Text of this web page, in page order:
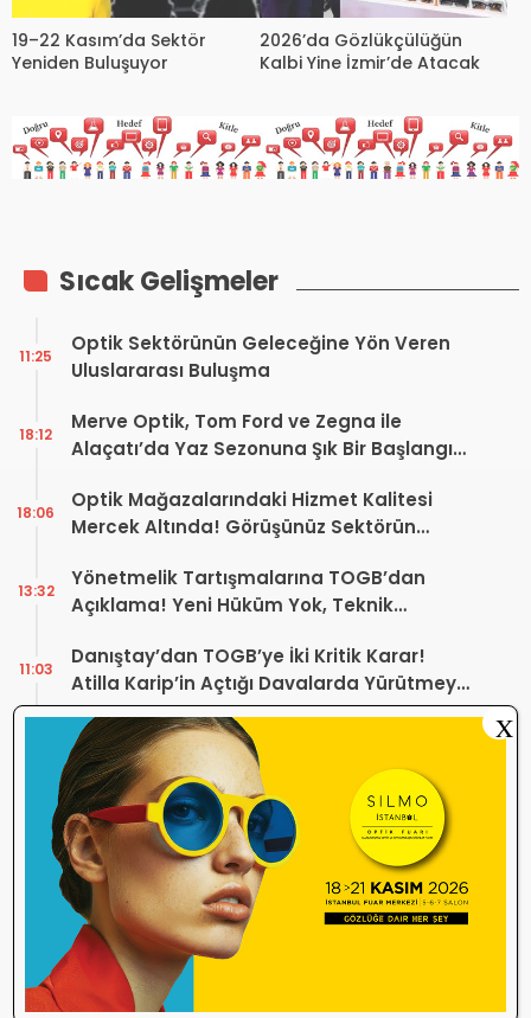
19–22 Kasım’da Sektör
Yeniden Buluşuyor
2026’da Gözlükçülüğün
Kalbi Yine İzmir’de Atacak
Sıcak Gelişmeler
Optik Sektörünün Geleceğine Yön Veren
Uluslararası Buluşma
11:25
Merve Optik, Tom Ford ve Zegna ile
Alaçatı’da Yaz Sezonuna Şık Bir Başlangıç ​​
18:12
Optik Mağazalarındaki Hizmet Kalitesi
Mercek Altında! Görüşünüz Sektörün
18:06
Yönetmelik Tartışmalarına TOGB’dan
Açıklama! Yeni Hüküm Yok, Teknik
13:32
Danıştay’dan TOGB’ye İki Kritik Karar!
Atilla Karip’in Açtığı Davalarda Yürütmeyi
Durdurma Kararı
11:03
Bir günde 150 bin kişi okudu! Optik sektörü
neden konuşuyor?
Sosyal Medya Bu Soruyu Soruyor! Göz
Sağlığında Çifte Standart mı Var?
10:49
TİTCK Bu Kampanyalara Dur Diyecek mi?
Sağlık ürününde ‘Set Kampanyası’
Optik sektörü neden durdu? Temmuz
ayında neler yaşanıyor?
10:27
X